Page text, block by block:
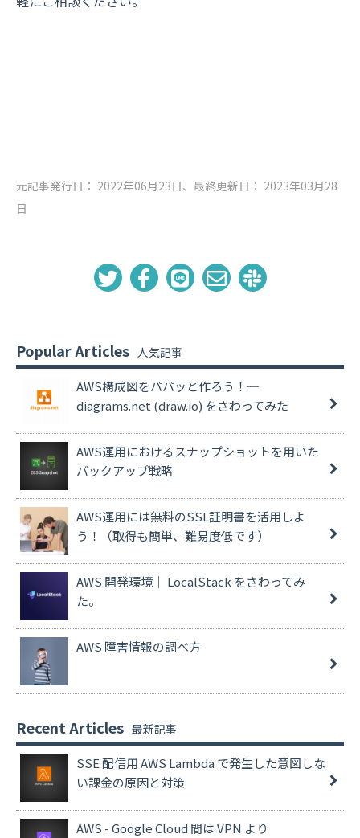
元記事発行日： 2022年06月23日、最終更新日： 2023年03月28
日
Popular Articles
AWS構成図をパパッと作ろう！─
diagrams.net (draw.io) をさわってみた
AWS運用におけるスナップショットを用いた
バックアップ戦略
AWS運用には無料のSSL証明書を活用しよ
う！（取得も簡単、難易度低です）
AWS 開発環境｜ LocalStack をさわってみ
た。
AWS 障害情報の調べ方
Recent Articles
SSE 配信用 AWS Lambda で発生した意図しな
い課金の原因と対策
AWS - Google Cloud 間は VPN より